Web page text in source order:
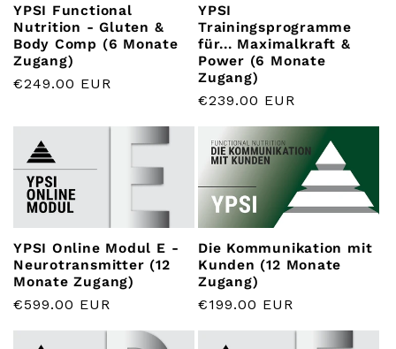
YPSI Functional
Nutrition - Gluten &
Body Comp (6 Monate
Zugang)
Normaler
€249.00 EUR
YPSI
Trainingsprogramme
für... Maximalkraft &
Power (6 Monate
Zugang)
Normaler
€239.00 EUR
YPSI Online Modul E -
Neurotransmitter (12
Monate Zugang)
Normaler
€599.00 EUR
Die Kommunikation mit
Kunden (12 Monate
Zugang)
Normaler
€199.00 EUR